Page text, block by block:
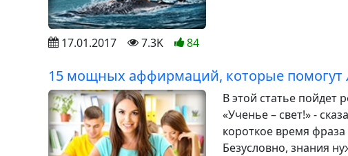
17.01.2017 7.3K 84
15 мощных аффирмаций, которые помогут
В этой статье пойдет
«Ученье – свет!» -
короткое время
Безусловно, знания